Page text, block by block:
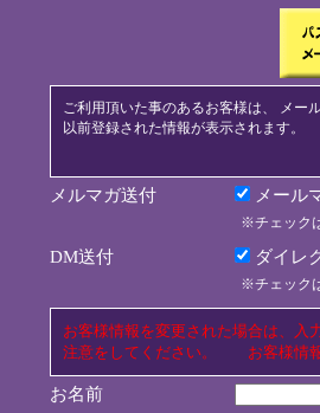
ご利用頂いた事のあるお客様は、 メー
以前登録された情報が表示されます。
メルマガ送付 メール
※チェック
DM送付 ダイレ
※チェック
お客様情報を変更された場合は、入
注意をしてください。 お客様情報
お名前